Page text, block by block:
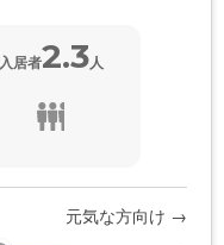
入居者2.3人
元気な方向け →